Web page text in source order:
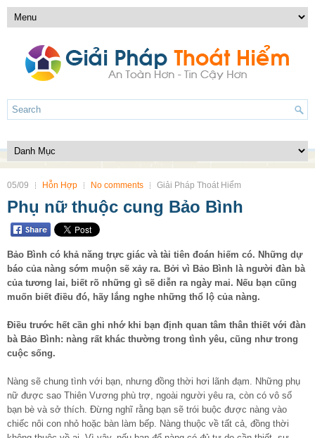
05/09 Hỗn Hợp No comments Giải Pháp Thoát Hiểm
Phụ nữ thuộc cung Bảo Bình
Bảo Bình có khả năng trực giác và tài tiên đoán hiếm có. Những dự
báo của nàng sớm muộn sẽ xảy ra. Bởi vì Bảo Bình là người đàn bà
của tương lai, biết rõ những gì sẽ diễn ra ngày mai. Nếu bạn cũng
muốn biết điều đó, hãy lắng nghe những thổ lộ của nàng.
Điều trước hết cần ghi nhớ khi bạn định quan tâm thân thiết với đàn
bà Bảo Bình: nàng rất khác thường trong tình yêu, cũng như trong
cuộc sống.
Nàng sẽ chung tình với bạn, nhưng đồng thời hơi lãnh đạm. Những phụ
nữ được sao Thiên Vương phù trợ, ngoài người yêu ra, còn có vô số
bạn bè và sở thích. Đừng nghĩ rằng bạn sẽ trói buộc được nàng vào
chiếc nôi con nhỏ hoặc bàn làm bếp. Nàng thuộc về tất cả, đồng thời